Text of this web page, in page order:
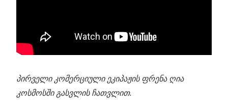
პირველი კომერციული ეკიპაჟის ფრენა ღია
კოსმოსში გასვლის ჩათვლით.